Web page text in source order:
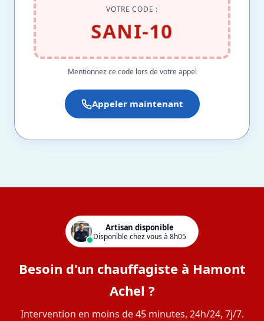
VOTRE CODE :
SANI-10
Mentionnez ce code lors de votre appel
Appeler maintenant
Artisan disponible
Disponible chez vous à 8h05
Besoin d'un chauffagiste à Hamont
Achel ?
Intervention en moins de 45 minutes, 24h/24, 7j/7.